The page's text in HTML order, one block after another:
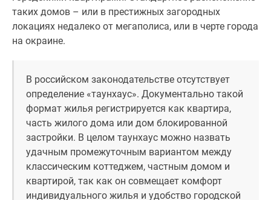
карте
Ипотечный
калькулятор
Семейная
ипотека
Военная
ипотека
Банки
программы
Медиа
Новости
недвижимости
таких домов – или в престижных загородных
локациях недалеко от мегаполиса, или в черте города
на окраине.
В российском законодательстве отсутствует
определение «таунхаус». Документально такой
формат жилья регистрируется как квартира,
часть жилого дома или дом блокированной
застройки. В целом таунхаус можно назвать
удачным промежуточным вариантом между
классическим коттеджем, частным домом и
квартирой, так как он совмещает комфорт
индивидуального жилья и удобство городской